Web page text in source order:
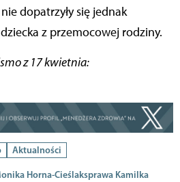
dopatrzyły się jednak
z przemocowej rodziny.
z 17 kwietnia:
Aktualności
Horna-Cieślaksprawa Kamilka